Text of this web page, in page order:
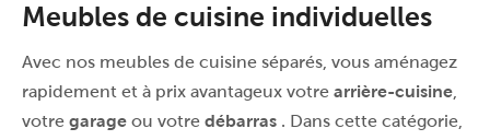
Meubles de cuisine individuelles
Avec nos meubles de cuisine séparés, vous aménagez
rapidement et à prix avantageux votre arrière-cuisine
votre garage ou votre débarras . Dans cette catégorie,